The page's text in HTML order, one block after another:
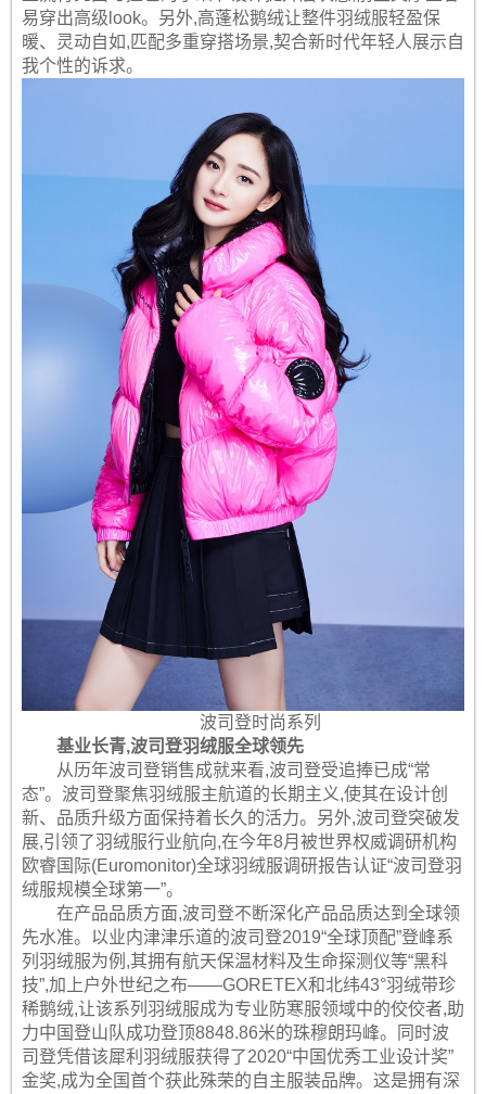
易穿出高级look。另外,高蓬松鹅绒让整件羽绒服轻盈保
暖、灵动自如,匹配多重穿搭场景,契合新时代年轻人展示自
我个性的诉求。
波司登时尚系列
基业长青,波司登羽绒服全球领先
从历年波司登销售成就来看,波司登受追捧已成“常
态”。波司登聚焦羽绒服主航道的长期主义,使其在设计创
新、品质升级方面保持着长久的活力。另外,波司登突破发
展,引领了羽绒服行业航向,在今年8月被世界权威调研机构
欧睿国际(Euromonitor)全球羽绒服调研报告认证“波司登羽
绒服规模全球第一”。
在产品品质方面,波司登不断深化产品品质达到全球领
先水准。以业内津津乐道的波司登2019“全球顶配”登峰系
列羽绒服为例,其拥有航天保温材料及生命探测仪等“黑科
技”,加上户外世纪之布——GORETEX和北纬43°羽绒带珍
稀鹅绒,让该系列羽绒服成为专业防寒服领域中的佼佼者,助
力中国登山队成功登顶8848.86米的珠穆朗玛峰。同时波
司登凭借该犀利羽绒服获得了2020“中国优秀工业设计奖”
金奖,成为全国首个获此殊荣的自主服装品牌。这是拥有深